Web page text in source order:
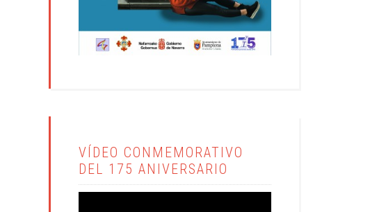
VÍDEO CONMEMORATIVO
DEL 175 ANIVERSARIO